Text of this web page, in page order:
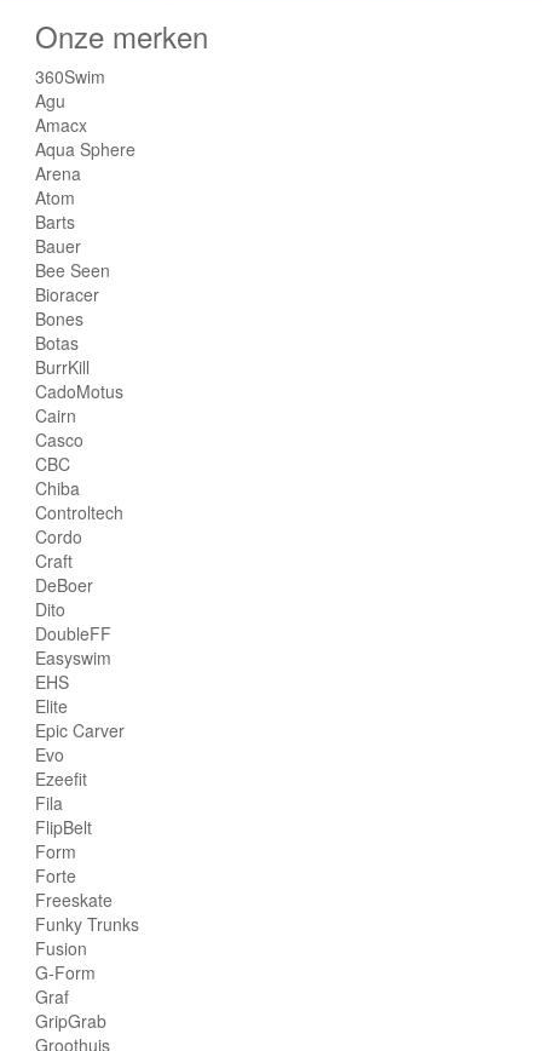
Onze merken
360Swim
Agu
Amacx
Aqua Sphere
Arena
Atom
Barts
Bauer
Bee Seen
Bioracer
Bones
Botas
BurrKill
CadoMotus
Cairn
Casco
CBC
Chiba
Controltech
Cordo
Craft
DeBoer
Dito
DoubleFF
Easyswim
EHS
Elite
Epic Carver
Evo
Ezeefit
Fila
FlipBelt
Form
Forte
Freeskate
Funky Trunks
Fusion
G-Form
Graf
GripGrab
Groothuis